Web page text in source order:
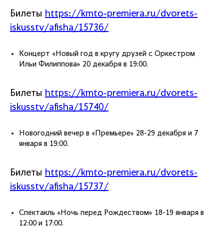
Билеты https://kmto-premiera.ru/dvorets-
iskusstv/afisha/15736/
Концерт «Новый год в кругу друзей с Оркестром
Ильи Филиппова» 20 декабря в 19:00.
Билеты https://kmto-premiera.ru/dvorets-
iskusstv/afisha/15740/
Новогодний вечер в «Премьере» 28-29 декабря и 7
января в 19:00.
Билеты https://kmto-premiera.ru/dvorets-
iskusstv/afisha/15737/
Спектакль «Ночь перед Рождеством» 18-19 января в
12:00 и 17:00.